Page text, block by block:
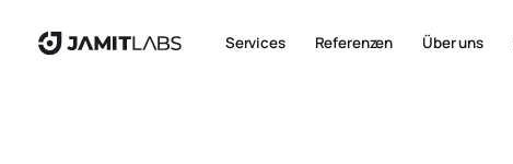
Services Referenzen Über uns